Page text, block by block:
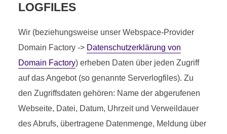
LOGFILES
Wir (beziehungsweise unser Webspace-Provider
Domain Factory -> Datenschutzerklärung von
Domain Factory) erheben Daten über jeden Zugriff
auf das Angebot (so genannte Serverlogfiles). Zu
den Zugriffsdaten gehören: Name der abgerufenen
Webseite, Datei, Datum, Uhrzeit und Verweildauer
des Abrufs, übertragene Datenmenge, Meldung über